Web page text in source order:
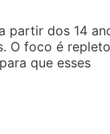
partir dos 14
O foco é repleto
que esses